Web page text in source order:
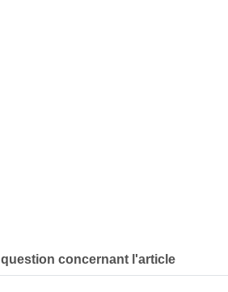
question concernant l'article